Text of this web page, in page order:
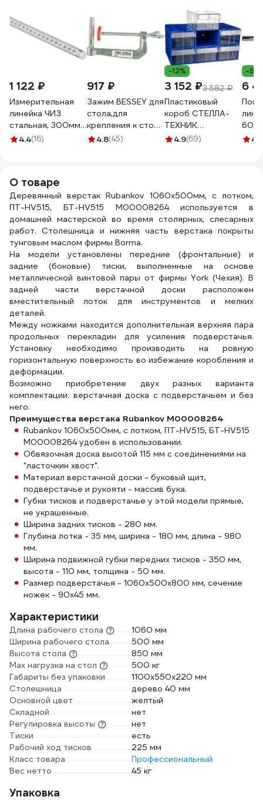
1 122 ₽
Измерительная
линейка ЧИЗ
стальная, 300мм
ГОСТ с
4.4(16)
917 ₽
Зажим BESSEY для
стола,для
крепления к столу
угловых заж-
4.8(45)
-12%
3 152 ₽3 582 ₽
Пластиковый
короб СТЕЛЛА-
ТЕХНИК
140x250x100 мм,
4.9(69)
-9%
6
4.6
О товаре
Деревянный верстак Rubankov 1060х500мм, с лотком,
ПТ-HV515, БТ-HV515 М00008264 используется в
домашней мастерской во время столярных, слесарных
работ. Столешница и нижняя часть верстака покрыты
тунговым маслом фирмы Borma.
На модели установлены передние (фронтальные) и
задние (боковые) тиски, выполненные на основе
металлической винтовой пары от фирмы York (Чехия). В
задней части верстачной доски расположен
вместительный лоток для инструментов и мелких
деталей.
Между ножками находится дополнительная верхняя пара
продольных перекладин для усиления подверстачья.
Установку необходимо производить на ровную
горизонтальную поверхность во избежание коробления и
деформации.
Возможно приобретение двух разных варианта
комплектации: верстачная доска с подверстачьем и без
него.
Преимущества верстака Rubankov М00008264
Rubankov 1060х500мм, с лотком, ПТ-HV515, БТ-HV515
М00008264 удобен в использовании.
Обвязочная доска высотой 115 мм с соединениями на
"ласточкин хвост".
Материал верстачной доски - буковый щит,
подверстачье и рукояти - массив бука.
Губки тисков и подверстачье у этой модели прямые,
не украшенные.
Ширина задних тисков - 280 мм.
Глубина лотка - 35 мм, ширина - 180 мм, длина - 980
мм.
Ширина подвижной губки передних тисков - 350 мм,
высота - 110 мм, толщина - 50 мм.
Размер подверстачья - 1060х500х800 мм, сечение
ножек - 90х45 мм.
Характеристики
Длина рабочего стола
1060 мм
Ширина рабочего стола
500 мм
Высота стола
850 мм
Max нагрузка на стол
500 кг
Габариты без упаковки
1100х550х220 мм
Столешница
дерево 40 мм
Основной цвет
желтый
Складной
нет
Регулировка высоты
нет
Тиски
есть
Рабочий ход тисков
225 мм
Класс товара
Профессиональный
Вес нетто
45 кг
Упаковка